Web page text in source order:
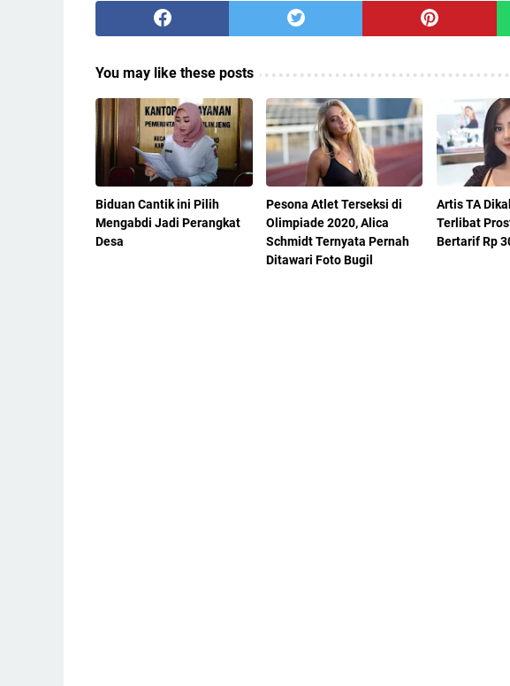
You may like these posts
Biduan Cantik ini Pilih
Mengabdi Jadi Perangkat
Desa
Pesona Atlet Terseksi di
Olimpiade 2020, Alica
Schmidt Ternyata Pernah
Ditawari Foto Bugil
Artis TA
Terlibat
Bertarif Rp